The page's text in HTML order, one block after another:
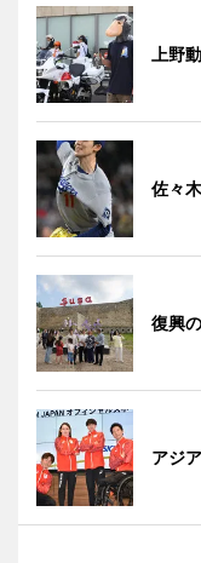
上野
佐々
復興
アジ